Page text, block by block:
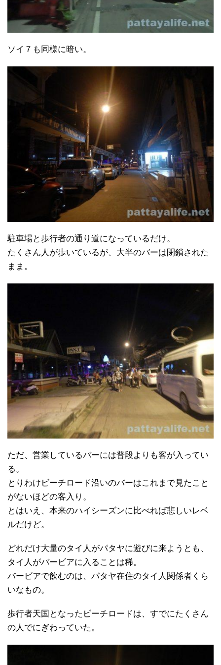
ソイ７も同様に暗い。
駐車場と歩行者の通り道になっているだけ。
たくさん人が歩いているが、大半のバーは閉鎖された
まま。
ただ、営業しているバーには普段よりも客が入ってい
る。
とりわけビーチロード沿いのバーはこれまで見たこと
がないほどの客入り。
とはいえ、本来のハイシーズンに比べれば悲しいレベ
ルだけど。
どれだけ大量のタイ人がパタヤに遊びに来ようとも、
タイ人がバービアに入ることは稀。
バービアで飲むのは、パタヤ在住のタイ人関係者くら
いなもの。
歩行者天国となったビーチロードは、すでにたくさん
の人でにぎわっていた。